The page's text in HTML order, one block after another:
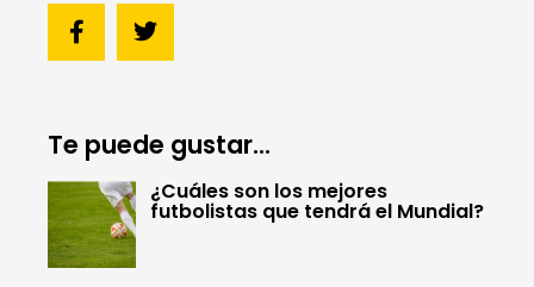
Te puede gustar...
¿Cuáles son los mejores
futbolistas que tendrá el Mundial?